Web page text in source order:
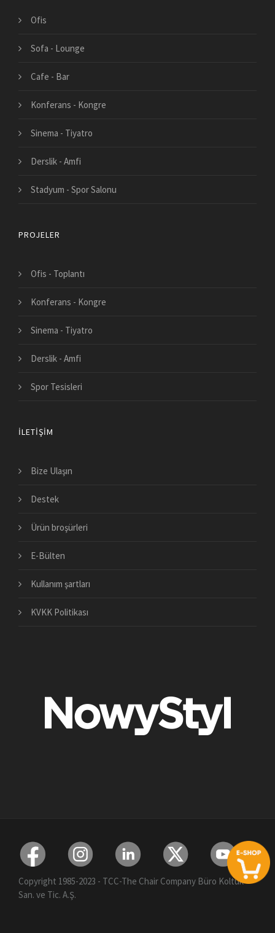
Ofis
Sofa - Lounge
Cafe - Bar
Konferans - Kongre
Sinema - Tiyatro
Derslik - Amfi
Stadyum - Spor Salonu
PROJELER
Ofis - Toplantı
Konferans - Kongre
Sinema - Tiyatro
Derslik - Amfi
Spor Tesisleri
İLETIŞIM
Bize Ulaşın
Destek
Ürün broşürleri
E-Bülten
Kullanım şartları
KVKK Politikası
Copyright 1985-2023 - TCC-The Chair Company Büro Koltuk
San. ve Tic. A.Ş.